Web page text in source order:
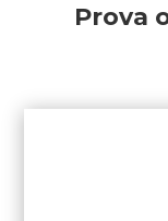
Prova